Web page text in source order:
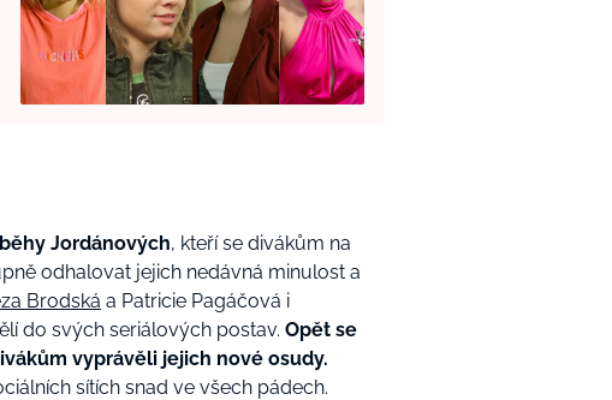
Jordánových, kteří se divákům na
odhalovat jejich nedávná minulost a
Brodská a Patricie Pagáčová i
do svých seriálových postav. Opět se
vyprávěli jejich nové osudy.
sítích snad ve všech pádech.